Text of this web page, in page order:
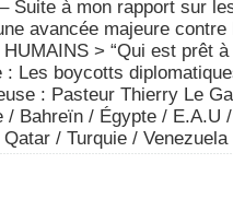
Suite à mon rapport sur
avancée majeure
> “Qui est prêt à
: Les boycotts
: Pasteur Thierry Le
/ Bahreïn / Égypte / E.A.U
/ Turquie / Venezuela